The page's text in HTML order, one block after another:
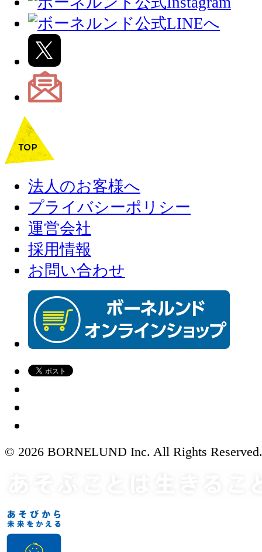
法人のお客様へ
プライバシーポリシー
運営会社
採用情報
お問い合わせ
© 2026 BORNELUND Inc. All Rights Reserved.